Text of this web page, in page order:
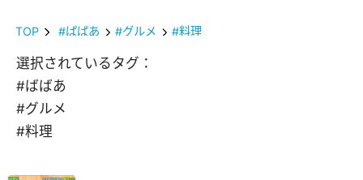
TOP #ばばあ #グルメ #料理
選択されているタグ：
#ばばあ
#グルメ
#料理